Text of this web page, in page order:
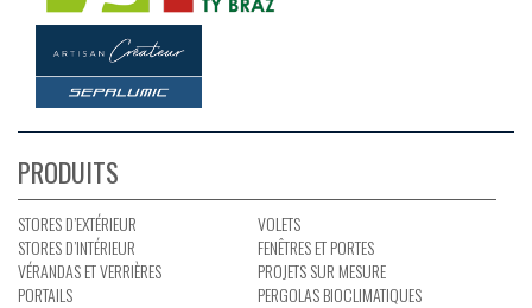
PRODUITS
STORES D’EXTÉRIEUR
STORES D’INTÉRIEUR
VÉRANDAS ET VERRIÈRES
PORTAILS
VOLETS
FENÊTRES ET PORTES
PROJETS SUR MESURE
PERGOLAS BIOCLIMATIQUES